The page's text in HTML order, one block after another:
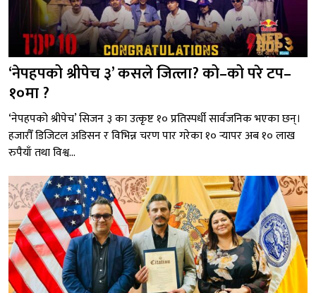
‘नेपहपको श्रीपेच ३’ कसले जित्ला? को–को परे टप–
१०मा ?
‘नेपहपको श्रीपेच’ सिजन ३ का उत्कृष्ट १० प्रतिस्पर्धी सार्वजनिक भएका छन्।
हजारौँ डिजिटल अडिसन र विभिन्न चरण पार गरेका १० र्‍यापर अब १० लाख
रुपैयाँ तथा विश्व...